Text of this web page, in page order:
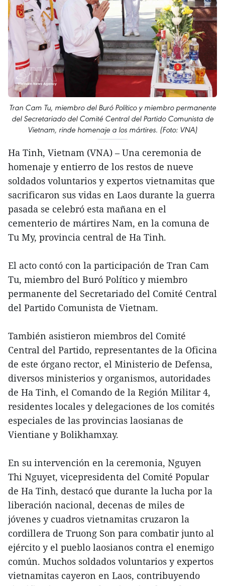
Tran Cam Tu, miembro del Buró Político y miembro permanente
del Secretariado del Comité Central del Partido Comunista de
Vietnam, rinde homenaje a los mártires. (Foto: VNA)
Ha Tinh, Vietnam (VNA) – Una ceremonia de
homenaje y entierro de los restos de nueve
soldados voluntarios y expertos vietnamitas que
sacrificaron sus vidas en Laos durante la guerra
pasada se celebró esta mañana en el
cementerio de mártires Nam, en la comuna de
Tu My, provincia central de Ha Tinh.
El acto contó con la participación de Tran Cam
Tu, miembro del Buró Político y miembro
permanente del Secretariado del Comité Central
del Partido Comunista de Vietnam.
También asistieron miembros del Comité
Central del Partido, representantes de la Oficina
de este órgano rector, el Ministerio de Defensa,
diversos ministerios y organismos, autoridades
de Ha Tinh, el Comando de la Región Militar 4,
residentes locales y delegaciones de los comités
especiales de las provincias laosianas de
Vientiane y Bolikhamxay.
En su intervención en la ceremonia, Nguyen
Thi Nguyet, vicepresidenta del Comité Popular
de Ha Tinh, destacó que durante la lucha por la
liberación nacional, decenas de miles de
jóvenes y cuadros vietnamitas cruzaron la
cordillera de Truong Son para combatir junto al
ejército y el pueblo laosianos contra el enemigo
común. Muchos soldados voluntarios y expertos
vietnamitas cayeron en Laos, contribuyendo